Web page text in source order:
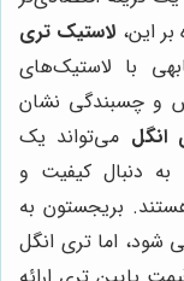
این، لاستیک تری
با لاستیک‌های
و چسبندگی نشان
انگل می‌تواند یک
به دنبال کیفیت و
بریجستون به
شود، اما تری انگل